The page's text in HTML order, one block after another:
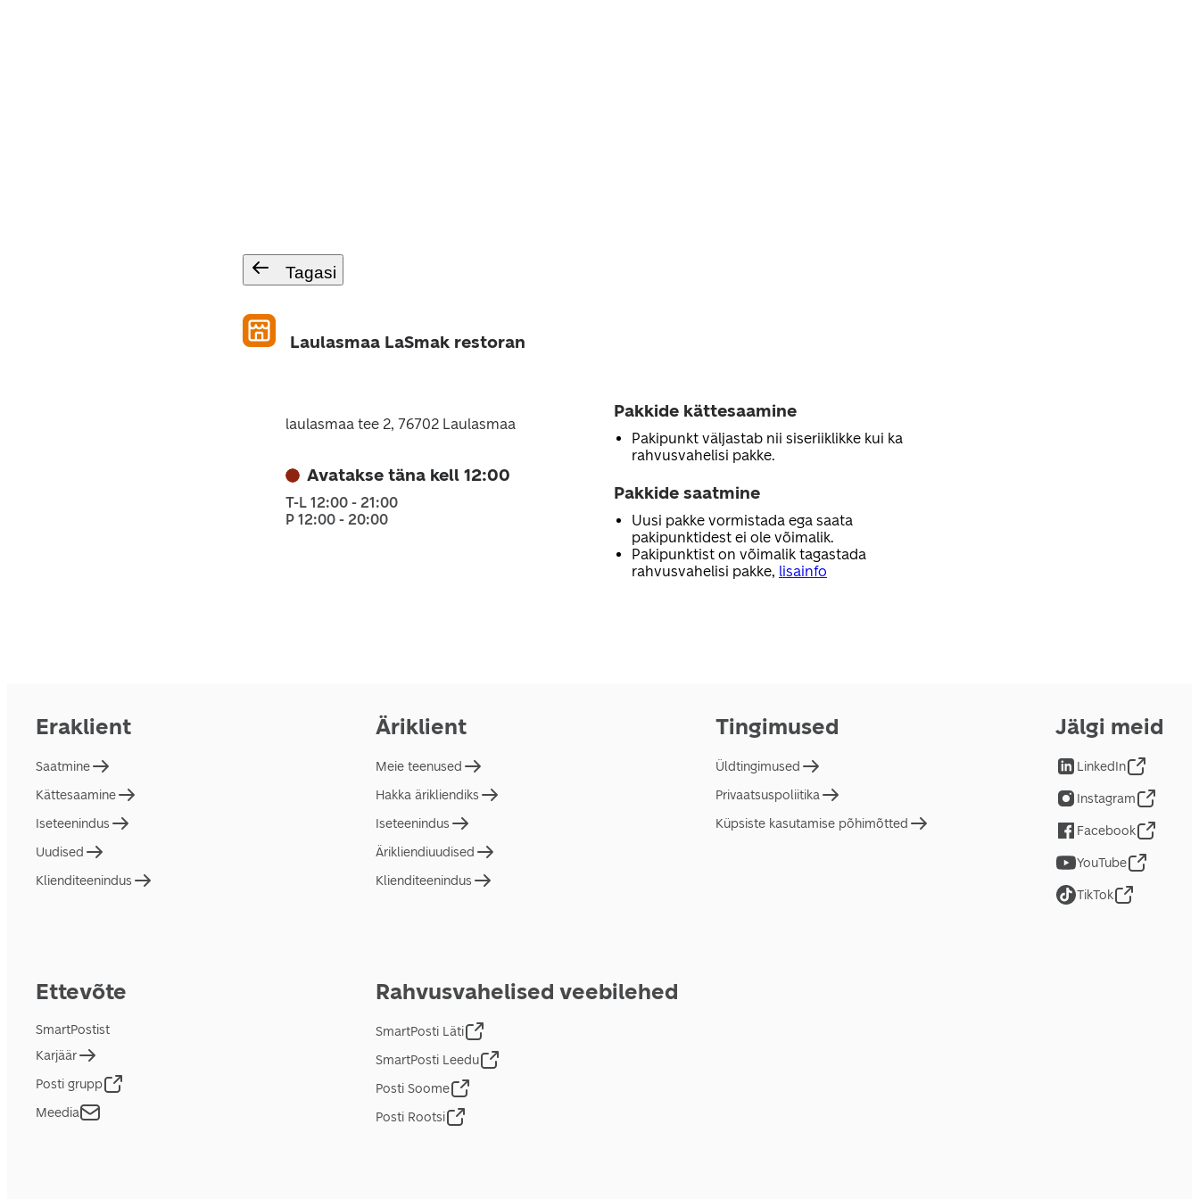
Tagasi
Laulasmaa LaSmak restoran
laulasmaa tee 2, 76702 Laulasmaa
Avatakse täna kell 12:00
T-L 12:00 - 21:00
P 12:00 - 20:00
Pakkide kättesaamine
Pakipunkt väljastab nii siseriiklikke kui ka
rahvusvahelisi pakke.
Pakkide saatmine
Uusi pakke vormistada ega saata
pakipunktidest ei ole võimalik.
Pakipunktist on võimalik tagastada
rahvusvahelisi pakke, lisainfo
Eraklient
Saatmine
Kättesaamine
Iseteenindus
Uudised
Klienditeenindus
Äriklient
Meie teenused
Hakka ärikliendiks
Iseteenindus
Ärikliendiuudised
Klienditeenindus
Tingimused
Üldtingimused
Privaatsuspoliitika
Küpsiste kasutamise põhimõtted
Ettevõte
SmartPostist
Karjäär
Posti grupp
Meedia
Rahvusvahelised veebilehed
SmartPosti Läti
SmartPosti Leedu
Posti Soome
Posti Rootsi
Jälgi meid
LinkedIn
Instagram
Facebook
YouTube
TikTok